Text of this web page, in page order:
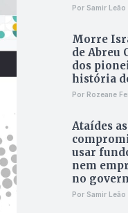
Por Samir Leão
Morre
de Abreu
dos
história
Por Rozeane
Ataídes
usar
nem
no
Por Samir Leão